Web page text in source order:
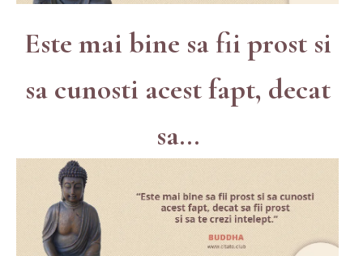
Este mai bine sa fii prost si
sa cunosti acest fapt, decat
sa...